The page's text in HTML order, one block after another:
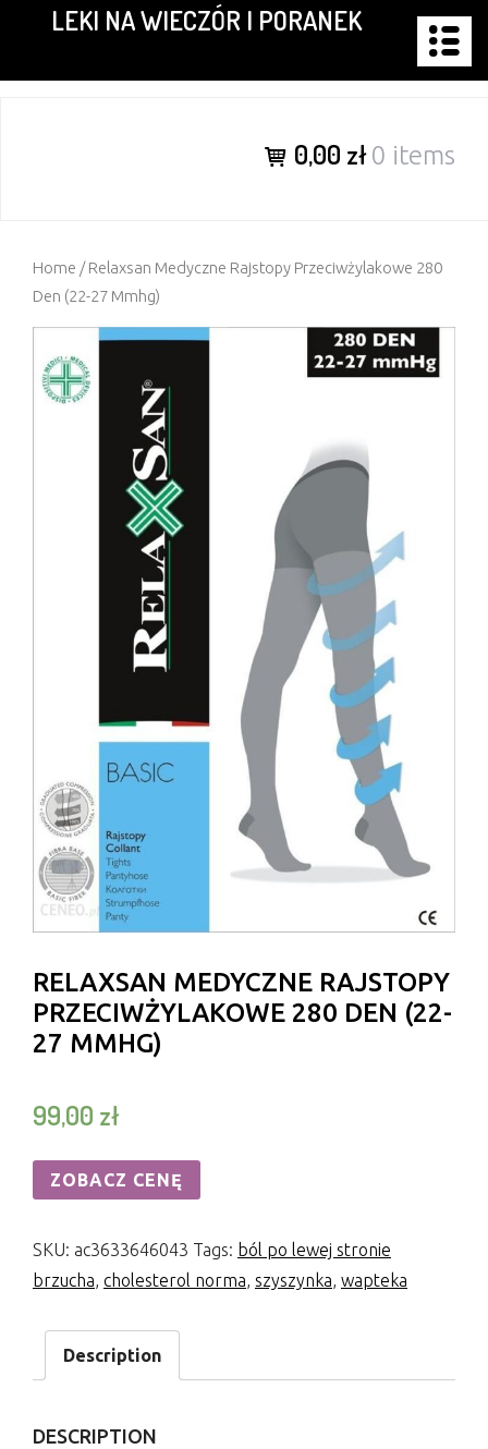
content
LEKI NA WIECZÓR I PORANEK
0,00 zł0 items
Home / Relaxsan Medyczne Rajstopy Przeciwżylakowe 280
Den (22-27 Mmhg)
RELAXSAN MEDYCZNE RAJSTOPY
PRZECIWŻYLAKOWE 280 DEN (22-
27 MMHG)
99,00 zł
ZOBACZ CENĘ
SKU: ac3633646043 Tags: ból po lewej stronie
brzucha, cholesterol norma, szyszynka, wapteka
Description
DESCRIPTION